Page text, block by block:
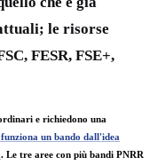
le risorse
FESR, FSE+,
e richiedono una
funziona un bando dall'idea
. Le tre aree con più bandi PNRR